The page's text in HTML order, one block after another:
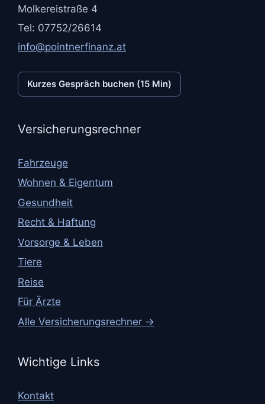
Molkereistraße 4
Tel: 07752/26614
info@pointnerfinanz.at
Kurzes Gespräch buchen (15 Min)
Versicherungsrechner
Fahrzeuge
Wohnen & Eigentum
Gesundheit
Recht & Haftung
Vorsorge & Leben
Tiere
Reise
Für Ärzte
Alle Versicherungsrechner →
Wichtige Links
Kontakt